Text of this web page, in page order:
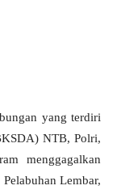
yang terdiri
NTB, Polri,
menggagalkan
Lembar,